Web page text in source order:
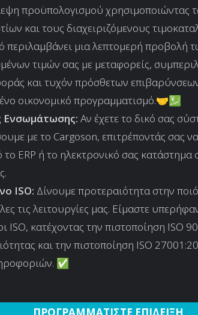
προϋπολογισμού χρησιμοποιώντας
και τους διαχειριζόμενους
περιλαμβάνει μια λεπτομερή προβολή
τιμών σας με μεταφορείς,
και τυχόν πρόσθετων
οικονομικό προγραμματισμό.🤝💹
Ενσωμάτωσης: Αν έχετε το δικό σας
με το Cargoson, επιτρέποντάς σας
το ERP ή το ηλεκτρονικό σας
ISO: Δίνουμε προτεραιότητα στην
τις λειτουργίες μας. Είμαστε
ISO, κατέχοντας την πιστοποίηση ISO
και την πιστοποίηση ISO
✅